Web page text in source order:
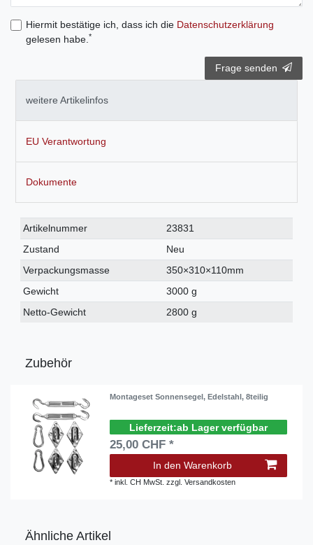
Hiermit bestätige ich, dass ich die Daten­schutz­erklärung
gelesen habe. *
Frage senden
weitere Artikelinfos
EU Verantwortung
Dokumente
Technisches
Merkmal
Wert
Artikelnummer
23831
Zustand
Neu
Verpackungsmasse
350×310×110mm
Gewicht
3000 g
Netto-Gewicht
2800 g
Zubehör
Montageset Sonnensegel, Edelstahl, 8teilig
ab Lager verfügbar
25,00 CHF *
In den Warenkorb
*inkl. CH MwSt. zzgl.Versandkosten
Ähnliche Artikel